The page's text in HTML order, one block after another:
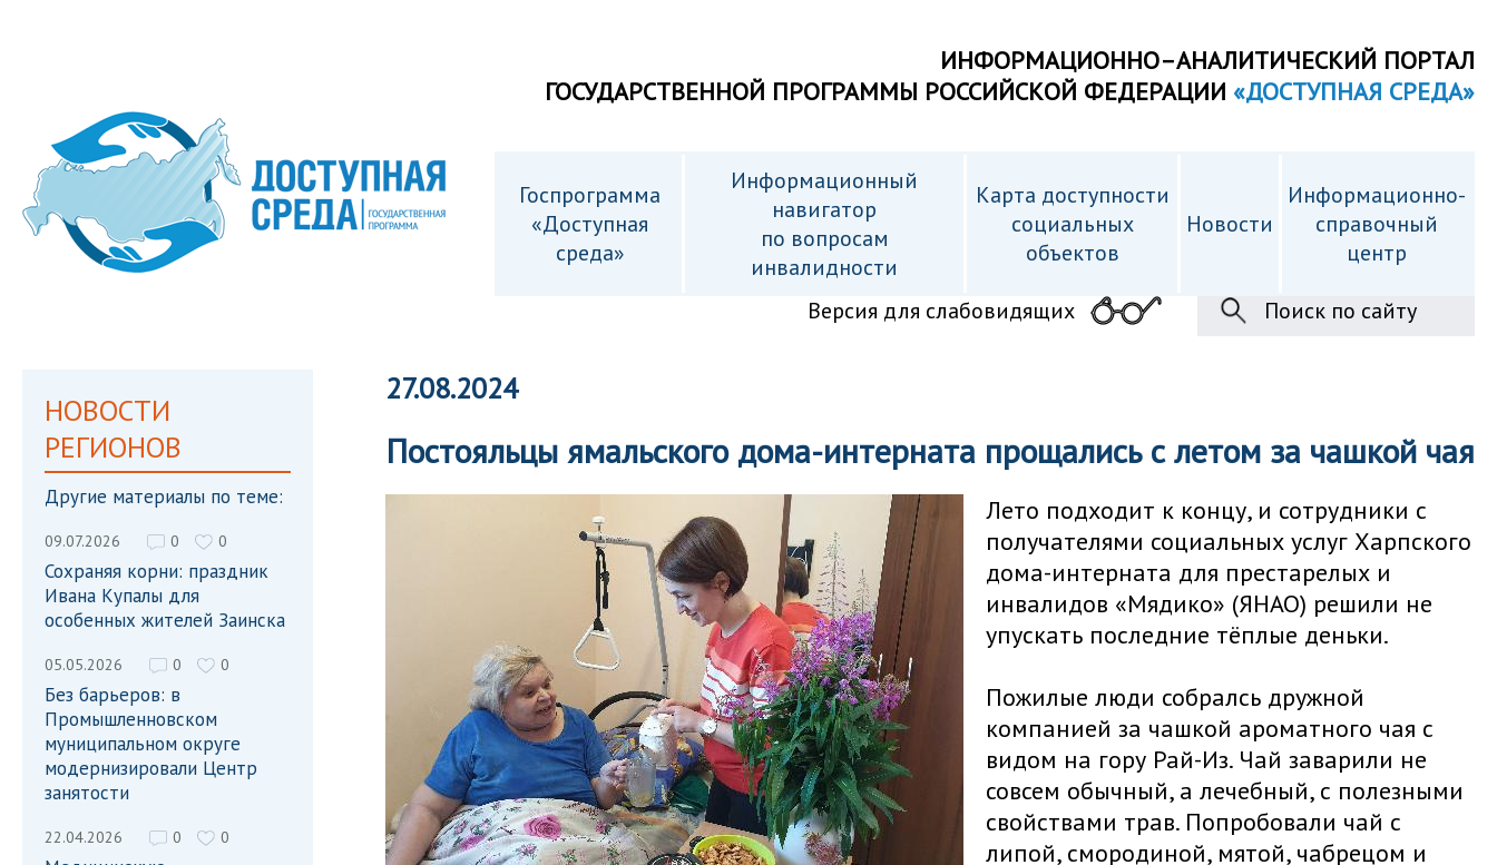
ИНФОРМАЦИОННО–АНАЛИТИЧЕСКИЙ ПОРТАЛ
ГОСУДАРСТВЕННОЙ ПРОГРАММЫ РОССИЙСКОЙ ФЕДЕРАЦИИ «ДОСТУПНАЯ СРЕДА»
Госпрограмма
«Доступная
среда»
Информационный
навигатор
по вопросам
инвалидности
Карта доступности
cоциальных
объектов
Новости
Информационно-
справочный
центр
Версия для слабовидящих
Поиск по сайту
НОВОСТИ
РЕГИОНОВ
Другие материалы по теме:
09.07.2026 0 0
Сохраняя корни: праздник
Ивана Купалы для
особенных жителей Заинска
05.05.2026 0 0
Без барьеров: в
Промышленновском
муниципальном округе
модернизировали Центр
занятости
22.04.2026 0 0
27.08.2024
Постояльцы ямальского дома-интерната прощались с летом за чашкой чая
Лето подходит к концу, и сотрудники с
получателями социальных услуг Харпского
дома-интерната для престарелых и
инвалидов «Мядико» (ЯНАО) решили не
упускать последние тёплые деньки.
Пожилые люди собралсь дружной
компанией за чашкой ароматного чая с
видом на гору Рай-Из. Чай заварили не
совсем обычный, а лечебный, с полезными
свойствами трав. Попробовали чай с
липой, смородиной, мятой, чабрецом и